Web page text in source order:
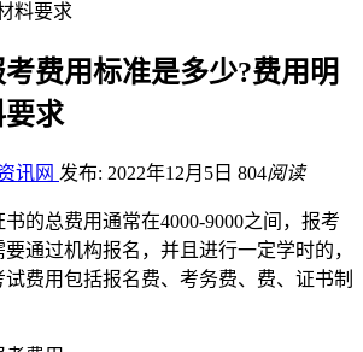
料要求
费用标准是多少?费用明
求
讯网 发布: 2022年12月5日 804阅读
的总费用通常在4000-9000之间，报考
通过机构报名，并且进行一定学时的，
试费用包括报名费、考务费、费、证书制